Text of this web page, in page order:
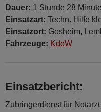
Dauer: 1 Stunde 28
Einsatzart: Techn. Hilfe
Einsatzort: Gosheim,
Fahrzeuge: KdoW
Einsatzbericht:
Zubringerdienst für